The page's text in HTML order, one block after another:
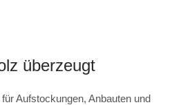
überzeugt
Aufstockungen, Anbauten und